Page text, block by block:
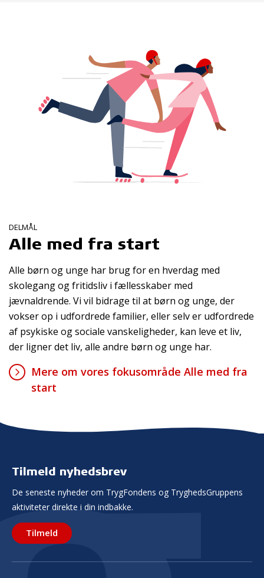
DELMÅL
Alle med fra start
Alle børn og unge har brug for en hverdag med
skolegang og fritidsliv i fællesskaber med
jævnaldrende. Vi vil bidrage til at børn og unge, der
vokser op i udfordrede familier, eller selv er udfordrede
af psykiske og sociale vanskeligheder, kan leve et liv,
der ligner det liv, alle andre børn og unge har.
Mere om vores fokusområde Alle med fra
start
Tilmeld nyhedsbrev
De seneste nyheder om TrygFondens og TryghedsGruppens
aktiviteter direkte i din indbakke.
Tilmeld